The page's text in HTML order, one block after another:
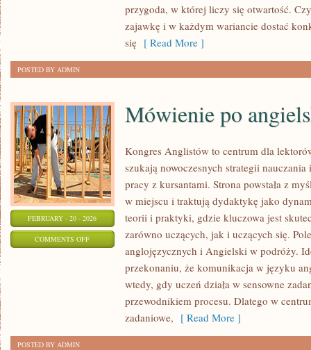
przygoda, w której liczy się otwartość.
zajawkę i w każdym wariancie dostać
się [ Read More ]
POSTED BY ADMIN
FEBRUARY - 20 - 2026
COMMENTS OFFON
ANGIELSKU
Mówienie po
Kongres Anglistów to centrum dla
szukają nowoczesnych strategii
pracy z kursantami. Strona powstała z
w miejscu i traktują dydaktykę jako
teorii i praktyki, gdzie kluczowa jest
zarówno uczących, jak i uczących się.
anglojęzycznych i Angielski w podróży.
przekonaniu, że komunikacja w języku
wtedy, gdy uczeń działa w sensowne
przewodnikiem procesu. Dlatego w
zadaniowe, [ Read More ]
POSTED BY ADMIN